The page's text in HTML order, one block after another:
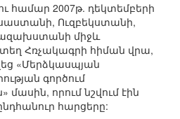
համար 2007թ. դեկտեմբերի
Ուզբեկստանի,
միջև
Հռչակագրի հիման վրա,
«Մերձկասպյան
գործում
որում նշվում էին
հարցերը: